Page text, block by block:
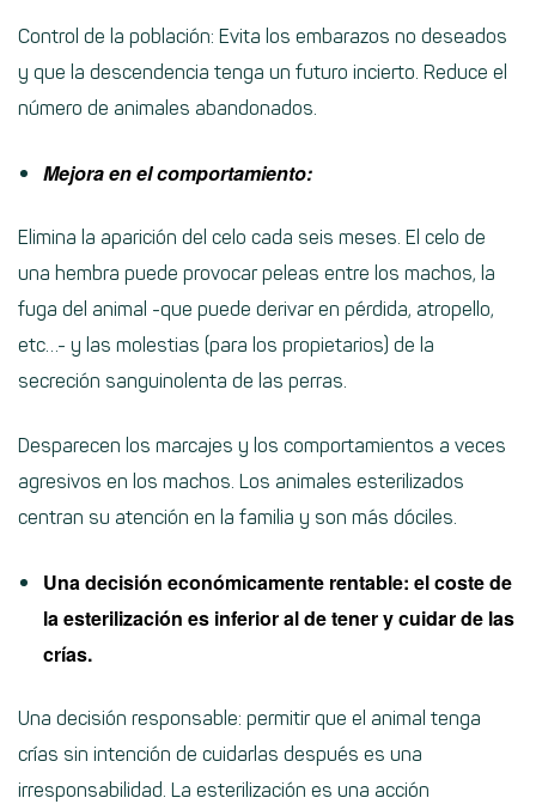
Control de la población: Evita los embarazos no deseados
y que la descendencia tenga un futuro incierto. Reduce el
número de animales abandonados.
Mejora en el comportamiento:
Elimina la aparición del celo cada seis meses. El celo de
una hembra puede provocar peleas entre los machos, la
fuga del animal -que puede derivar en pérdida, atropello,
etc…- y las molestias (para los propietarios) de la
secreción sanguinolenta de las perras.
Desparecen los marcajes y los comportamientos a veces
agresivos en los machos. Los animales esterilizados
centran su atención en la familia y son más dóciles.
Una decisión económicamente rentable: el coste de
la esterilización es inferior al de tener y cuidar de las
crías.
Una decisión responsable: permitir que el animal tenga
crías sin intención de cuidarlas después es una
irresponsabilidad. La esterilización es una acción